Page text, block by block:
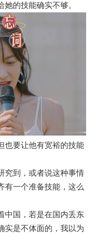
的技能确实不够。
也要让他有宽裕的技能
究到，或者说这种事情
有一个准备技能，这么
中国，若是在国内丢东
实是不体面的，我以为